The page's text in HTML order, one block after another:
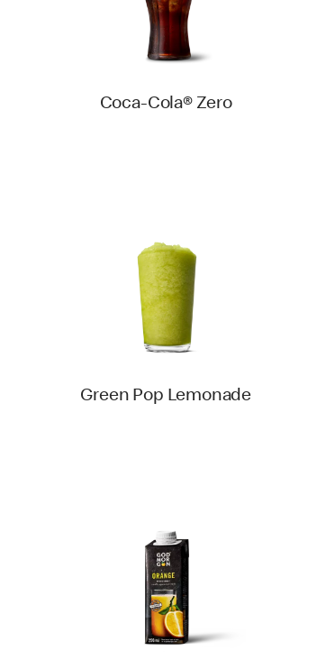
Coca-Cola® Zero
Green Pop Lemonade